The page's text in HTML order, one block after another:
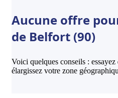
Aucune offre
de Belfort (90)
Voici quelques conseils :
élargissez votre zone